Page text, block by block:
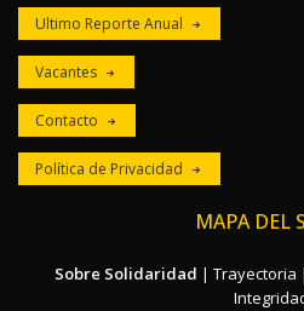
Ultimo Reporte Anual
Vacantes
Contacto
Política de Privacidad
MAPA DEL
Sobre Solidaridad | Trayectoria |